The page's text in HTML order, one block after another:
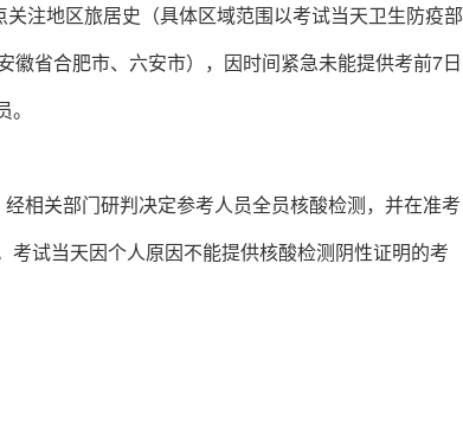
注地区旅居史（具体区域范围以考试当天卫生防疫部
省合肥市、六安市），因时间紧急未能提供考前7日
相关部门研判决定参考人员全员核酸检测，并在准考
试当天因个人原因不能提供核酸检测阴性证明的考